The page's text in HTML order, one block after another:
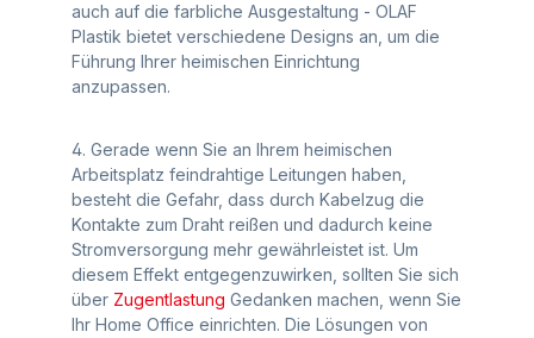
auch auf die farbliche Ausgestaltung - OLAF
Plastik bietet verschiedene Designs an, um die
Führung Ihrer heimischen Einrichtung
anzupassen.
4. Gerade wenn Sie an Ihrem heimischen
Arbeitsplatz feindrahtige Leitungen haben,
besteht die Gefahr, dass durch Kabelzug die
Kontakte zum Draht reißen und dadurch keine
Stromversorgung mehr gewährleistet ist. Um
diesem Effekt entgegenzuwirken, sollten Sie sich
über Zugentlastung Gedanken machen, wenn Sie
Ihr Home Office einrichten. Die Lösungen von